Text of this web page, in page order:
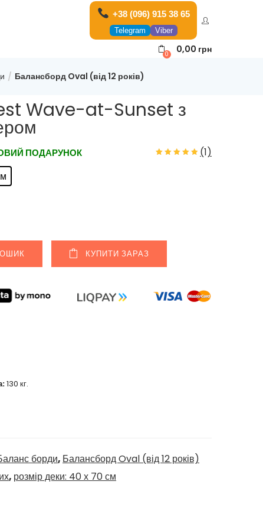
+38 (096) 915 38 65
Telegram Viber
0 0,00 грн
Балансборд Oval (від 12 років)
Wave-at-Sunset з
ПОДАРУНОК (1)
КУПИТИ ЗАРАЗ
130 кг.
борди, Балансборд Oval (від 12 років)
, розмір деки: 40 х 70 см